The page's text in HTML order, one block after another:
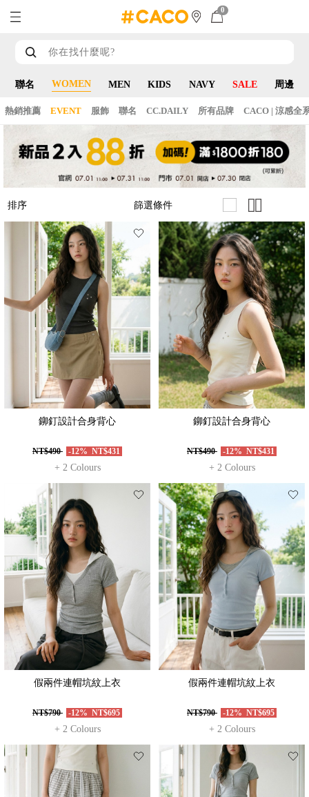
0
聯名 WOMEN MEN KIDS NAVY SALE 周邊
熱銷推薦 EVENT 服飾 聯名 CC.DAILY 所有品牌 CACO | 涼感全
排序 篩選條件
鉚釘設計合身背心
NT$490 -12% NT$431
+ 2 Colours
鉚釘設計合身背心
NT$490 -12% NT$431
+ 2 Colours
假兩件連帽坑紋上衣
NT$790 -12% NT$695
+ 2 Colours
假兩件連帽坑紋上衣
NT$790 -12% NT$695
+ 2 Colours